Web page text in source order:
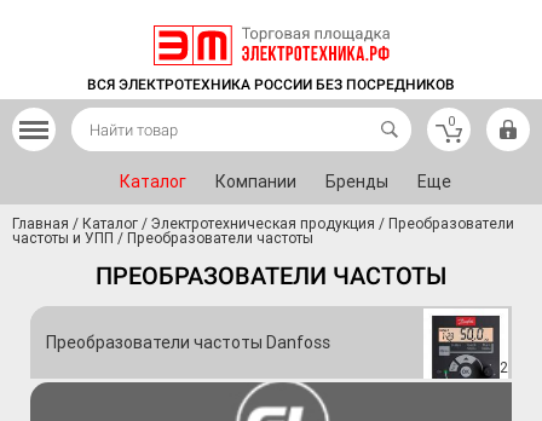
ВСЯ ЭЛЕКТРОТЕХНИКА РОССИИ БЕЗ ПОСРЕДНИКОВ
0
Каталог Компании Бренды Еще
Главная / Каталог / Электротехническая продукция / Преобразователи
частоты и УПП / Преобразователи частоты
ПРЕОБРАЗОВАТЕЛИ ЧАСТОТЫ
Преобразователи частоты Danfoss
2